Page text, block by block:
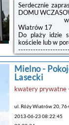
Serdecznie
DOMU
w
Wiatrów 17
Do plaży idzie
kościele lub w
o k a z j a
PPOCZĄTEK
549 lub 94
e-mail
Mielno -
Lasecki
kwatery prywatne
ul. Róży Wiatrów 20,
2013-06-23 08:22:45